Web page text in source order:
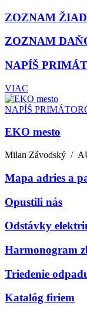
ZOZNAM
ZOZNAM
NAPÍŠ
VIAC
NAPÍŠ
EKO mesto
Milan Závodský /
Mapa adries a
Opustili nás
Odstávky
Harmonogram
Triedenie
Katalóg firiem